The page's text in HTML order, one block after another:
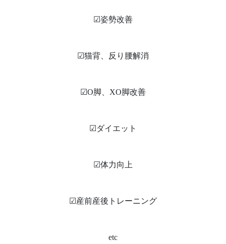
☑︎姿勢改善
☑︎猫背、反り腰解消
☑︎O脚、XO脚改善
☑︎ダイエット
☑︎体力向上
☑︎産前産後トレーニング
etc